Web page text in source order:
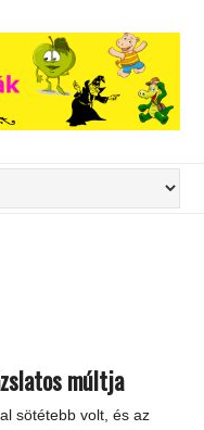
múltja
sötétebb volt, és az